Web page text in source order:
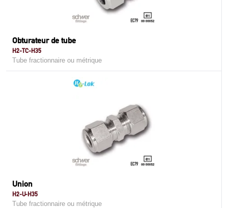
Obturateur de tube
H2-TC-H35
Tube fractionnaire ou métrique
Union
H2-U-H35
Tube fractionnaire ou métrique